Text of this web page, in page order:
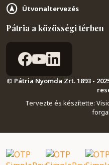
Útvonaltervezés
Pátria a közösségi térben
© Pátria Nyomda Zrt. 1893 -
Tervezte és készítette: